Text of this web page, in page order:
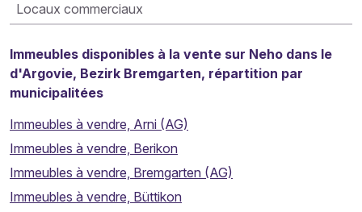
Locaux commerciaux
Immeubles disponibles à la vente sur Neho dans le
d'Argovie, Bezirk Bremgarten, répartition par
municipalitées
Immeubles à vendre, Arni (AG)
Immeubles à vendre, Berikon
Immeubles à vendre, Bremgarten (AG)
Immeubles à vendre, Büttikon